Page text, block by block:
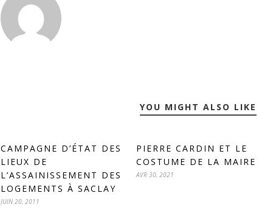
YOU MIGHT ALSO LIKE
CAMPAGNE D’ÉTAT DES
LIEUX DE
L’ASSAINISSEMENT DES
LOGEMENTS À SACLAY
JUIN 20, 2011
PIERRE CARDIN ET LE
COSTUME DE LA MAIRE
AVR 30, 2021